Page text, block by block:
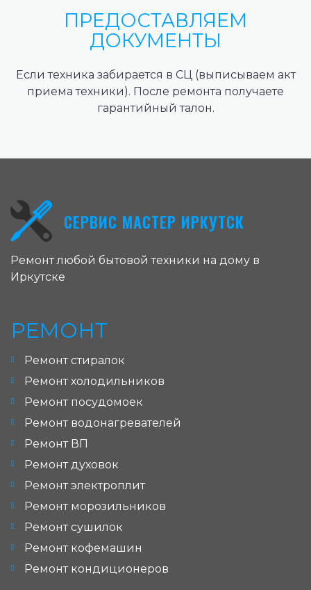
ПРЕДОСТАВЛЯЕМ
ДОКУМЕНТЫ
Если техника забирается в СЦ (выписываем акт
приема техники). После ремонта получаете
гарантийный талон.
СЕРВИС МАСТЕР ИРКУТСК
Ремонт любой бытовой техники на дому в
Иркутске
РЕМОНТ
Ремонт стиралок
Ремонт холодильников
Ремонт посудомоек
Ремонт водонагревателей
Ремонт ВП
Ремонт духовок
Ремонт электроплит
Ремонт морозильников
Ремонт сушилок
Ремонт кофемашин
Ремонт кондиционеров